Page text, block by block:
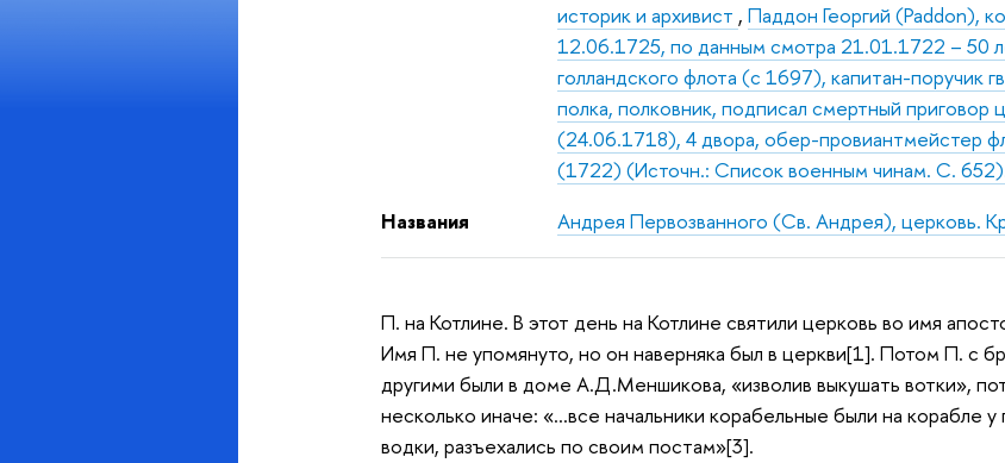
историк и архивист ,Паддон Георгий (Paddon),
12.06.1725, по данным смотра 21.01.1722 – 50
голландского флота (с 1697), капитан-
полка, полковник, подписал смертный приговор
(24.06.1718), 4 двора, обер-провиантмейстер
(1722) (Источн.: Список военным чинам. С.
Названия
Андрея Первозванного (Св. Андрея), церковь.
П. на Котлине. В этот день на Котлине святили церковь во имя
Имя П. не упомянуто, но он наверняка был в церкви[1]. Потом П.
другими были в доме А.Д.Меншикова, «изволив выкушать вотки»,
несколько иначе: «…все начальники корабельные были на корабле
водки, разъехались по своим постам»[3].